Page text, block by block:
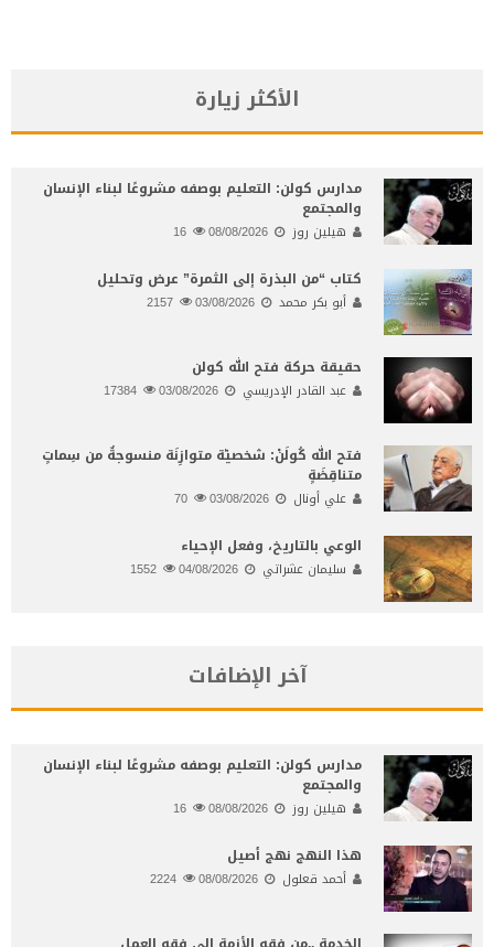
الأكثر زيارة
مدارس كولن: التعليم بوصفه مشروعًا لبناء الإنسان
والمجتمع
هيلين روز 08/08/2026
كتاب “من البذرة إلى الثمرة” عرض وتحليل
أبو بكر محمد 03/08/2026
حقيقة حركة فتح الله كولن
عبد القادر الإدريسي 03/08/2026
فتح الله كُولَنْ: شخصيّة متوازِنَة منسوجةٌ من سِماتٍ
متناقِضَةٍ
علي أونال 03/08/2026
الوعي بالتاريخ، وفعل الإحياء
سليمان عشراتي 04/08/2026
آخر الإضافات
مدارس كولن: التعليم بوصفه مشروعًا لبناء الإنسان
والمجتمع
هيلين روز 08/08/2026
هذا النهج نهج أصيل
أحمد قعلول 08/08/2026